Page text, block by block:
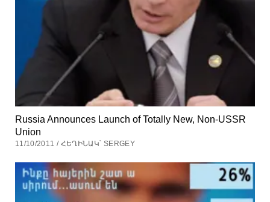
Russia Announces Launch of Totally New, Non-USSR
Union
11/10/2011 / ՀԵՂԻՆԱԿ՝ SERGEY